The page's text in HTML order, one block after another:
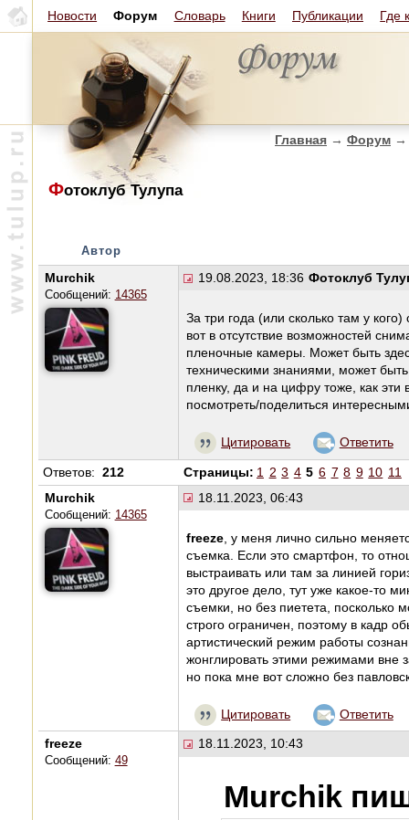
Новости Форум Словарь Книги Публикации Где
Главная → Форум →
Фотоклуб Тулупа
Автор
Murchik
Сообщений: 14365
19.08.2023, 18:36 Фотоклуб
За три года (или сколько там у
вот в отсутствие возможностей
пленочные камеры. Может быть
техническими знаниями, может
пленку, да и на цифру тоже, как
посмотреть/поделиться
Цитировать Ответить
Ответов:212 Страницы: 1 2 3 4 5 6 7 8 9 10 11
Murchik
Сообщений: 14365
18.11.2023, 06:43
freeze, у меня лично сильно
съемка. Если это смартфон, то
выстраивать или там за линией
это другое дело, тут уже какое-то
съемки, но без пиетета, посколько
строго ограничен, поэтому в кадр
артистический режим работы
жонглировать этими режимами вне
но пока мне вот сложно без
Цитировать Ответить
freeze
Сообщений: 49
18.11.2023, 10:43
Murchik